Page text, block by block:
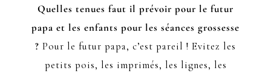
Quelles tenues faut il prévoir pour le futur
papa et les enfants pour les séances grossesse
? Pour le futur papa, c’est pareil ! Evitez les
petits pois, les imprimés, les lignes, les